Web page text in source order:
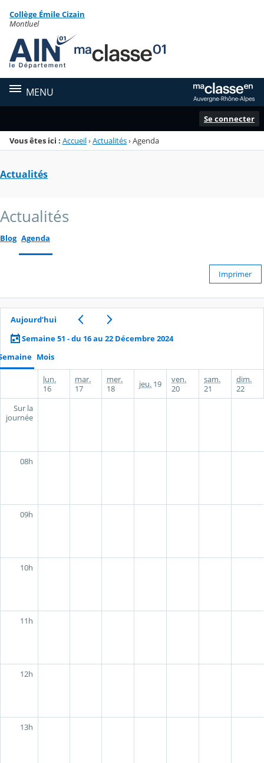
Menu de la rubrique
Contenu
Collège Émile Cizain
Montluel
MENU
Se connecter
Vous êtes ici : Accueil›Actualités›Agenda
Actualités
Actualités
Blog Agenda
Imprimer
Aujourd’hui
Semaine 51 - du 16 au 22 Décembre 2024
Mois
lun.
16
mar.
17
mer.
18
jeu. 19
ven.
20
sam.
21
dim.
22
Sur la
journée
08h
09h
10h
11h
12h
13h